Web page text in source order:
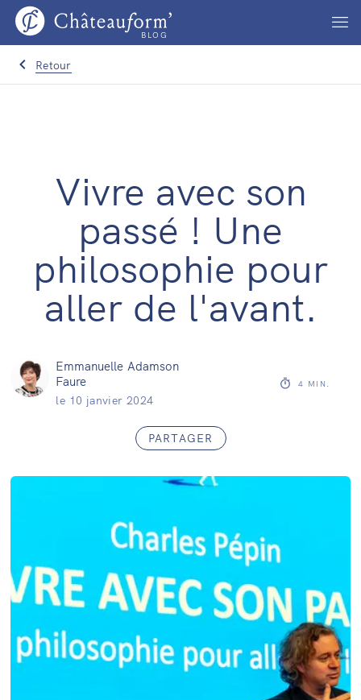
BLOG
Retour
Vivre avec son
passé ! Une
philosophie pour
aller de l'avant.
Emmanuelle Adamson
Faure
le 10 janvier 2024
4 MIN.
PARTAGER